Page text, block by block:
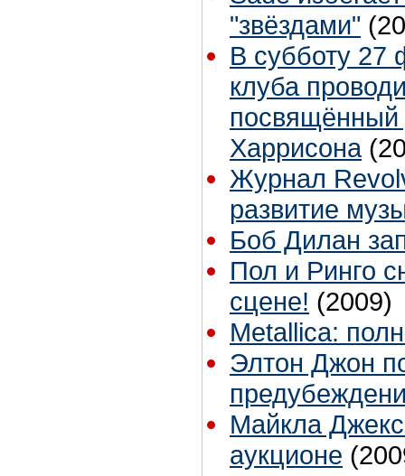
"звёздами"
В субботу 27
клуба
Харрисона
Журнал
развитие
Боб Дилан
Пол и Ринго
сцене! (2009)
Metallica:
Элтон Джон
Майкла
аукционе